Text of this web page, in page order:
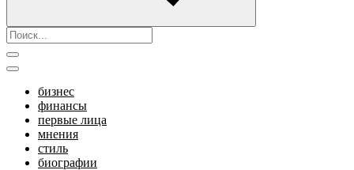
бизнес
финансы
первые лица
мнения
стиль
биографии